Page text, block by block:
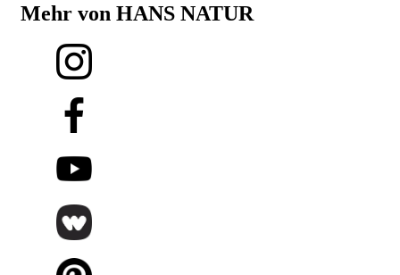
Mehr von HANS NATUR